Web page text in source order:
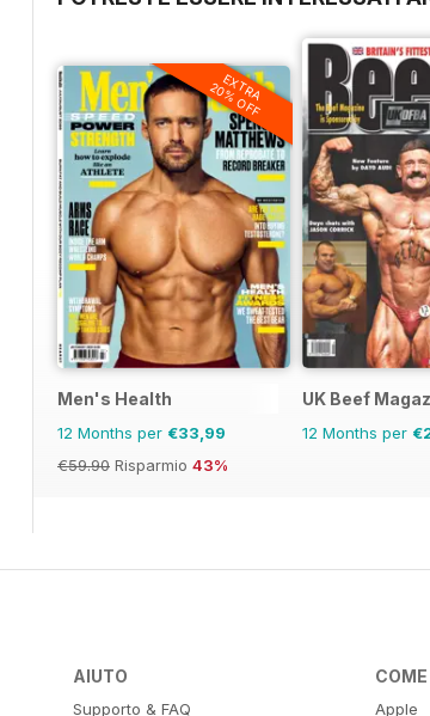
EXTRA
20% OFF
Men's Health
12 Months per €33,99
€59.90 Risparmio 43%
UK Beef
12 Months per
AIUTO
Supporto & FAQ Apple